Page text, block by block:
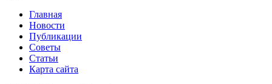
Главная
Новости
Публикации
Советы
Статьи
Карта сайта